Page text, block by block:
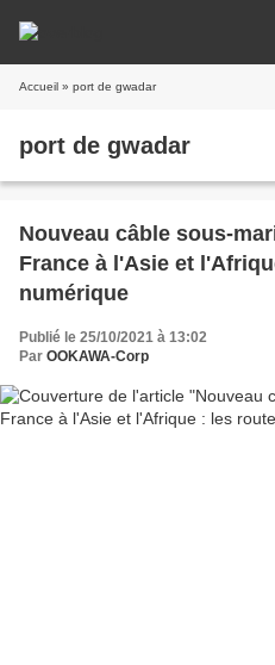
Accueil » port de gwadar
port de gwadar
Nouveau câble sous-
France à l'Asie et
numérique
Publié le 25/10/2021 à 13:02
Par OOKAWA-Corp